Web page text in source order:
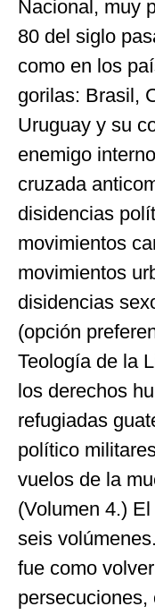
Nacional, muy
80 del siglo
como en los
gorilas: Brasil,
Uruguay y su
enemigo
cruzada
disidencias
movimientos
movimientos
disidencias
(opción
Teología de la
los derechos
refugiadas
político
vuelos de la
(Volumen 4.)
seis
fue como